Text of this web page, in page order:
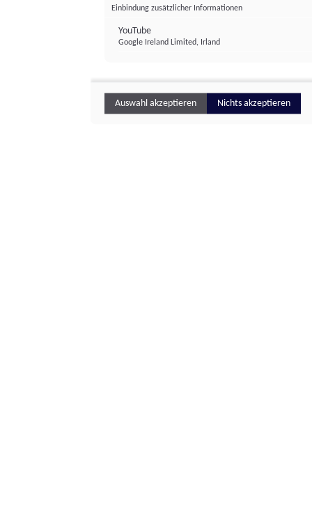
Einbindung zusätzlicher Informationen
YouTube
Google Ireland Limited, Irland
Auswahl akzeptieren Nichts akzeptieren